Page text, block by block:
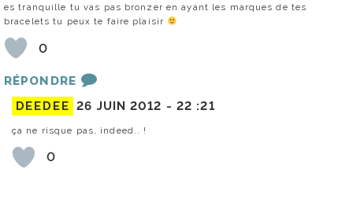
es tranquille tu vas pas bronzer en ayant les marques de tes
bracelets tu peux te faire plaisir
0
RÉPONDRE
DEEDEE 26 JUIN 2012 - 22 :21
ça ne risque pas, indeed.. !
0